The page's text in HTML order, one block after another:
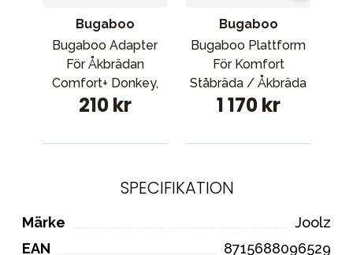
Bugaboo
Bugaboo Adapter
För Åkbrädan
Comfort+ Donkey,
Donkey2 Och Buffalo
210 kr
Bugaboo
Bugaboo Plattform
För Komfort
Ståbräda / Åkbräda
1 170 kr
SPECIFIKATION
Märke
Joolz
EAN
8715688096529